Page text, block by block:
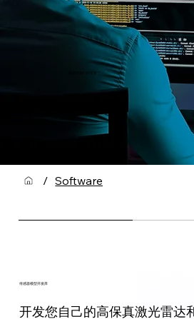
/ Software
传感器模型开发库
开发您自己的高保真激光雷达